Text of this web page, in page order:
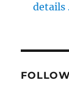
details